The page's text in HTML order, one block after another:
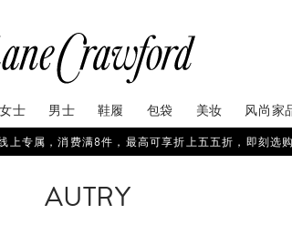
女士 男士 鞋履 包袋 美妆 风尚家
专属，消费满8件，最高可享折上五五折，即刻选购
AUTRY